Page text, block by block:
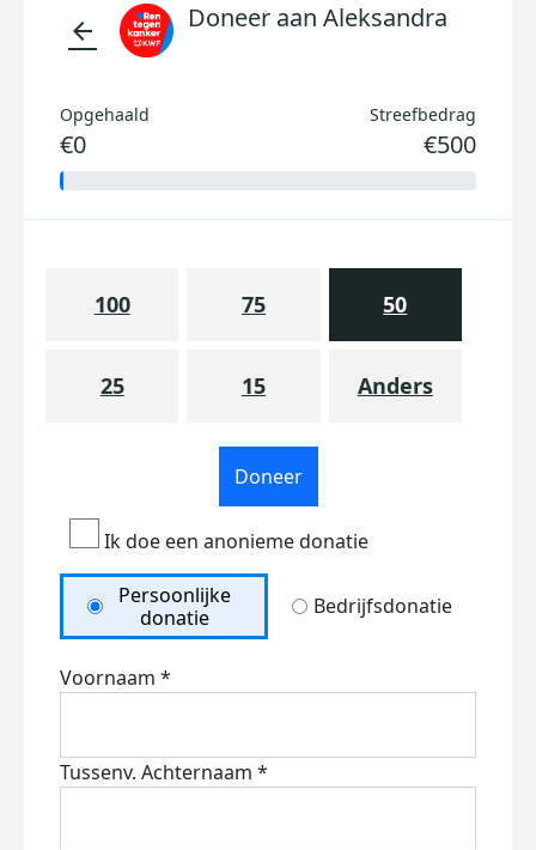
arrow_back Doneer aan Aleksandra
Opgehaald
€0
Streefbedrag
€500
100 75 50
25 15 Anders
Doneer
Ik doe een anonieme donatie
Persoonlijke
donatie
Bedrijfsdonatie
Voornaam *
Tussenv. Achternaam *